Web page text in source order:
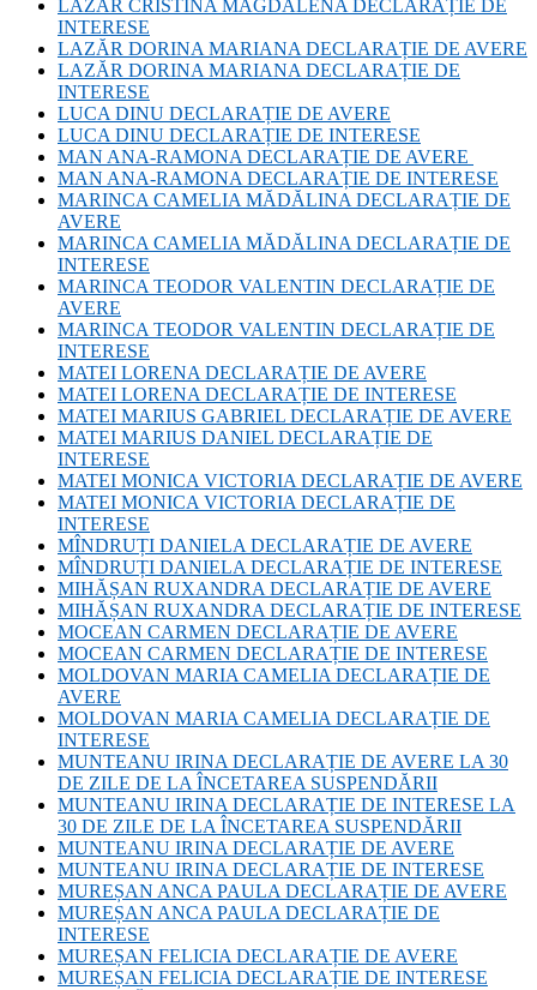
LAZĂR CRISTINA MAGDALENA DECLARAȚIE DE
INTERESE
LAZĂR DORINA MARIANA DECLARAȚIE DE AVERE
LAZĂR DORINA MARIANA DECLARAȚIE DE
INTERESE
LUCA DINU DECLARAȚIE DE AVERE
LUCA DINU DECLARAȚIE DE INTERESE
MAN ANA-RAMONA DECLARAȚIE DE AVERE
MAN ANA-RAMONA DECLARAȚIE DE INTERESE
MARINCA CAMELIA MĂDĂLINA DECLARAȚIE DE
AVERE
MARINCA CAMELIA MĂDĂLINA DECLARAȚIE DE
INTERESE
MARINCA TEODOR VALENTIN DECLARAȚIE DE
AVERE
MARINCA TEODOR VALENTIN DECLARAȚIE DE
INTERESE
MATEI LORENA DECLARAȚIE DE AVERE
MATEI LORENA DECLARAȚIE DE INTERESE
MATEI MARIUS GABRIEL DECLARAȚIE DE AVERE
MATEI MARIUS DANIEL DECLARAȚIE DE
INTERESE
MATEI MONICA VICTORIA DECLARAȚIE DE AVERE
MATEI MONICA VICTORIA DECLARAȚIE DE
INTERESE
MÎNDRUȚI DANIELA DECLARAȚIE DE AVERE
MÎNDRUȚI DANIELA DECLARAȚIE DE INTERESE
MIHĂȘAN RUXANDRA DECLARAȚIE DE AVERE
MIHĂȘAN RUXANDRA DECLARAȚIE DE INTERESE
MOCEAN CARMEN DECLARAȚIE DE AVERE
MOCEAN CARMEN DECLARAȚIE DE INTERESE
MOLDOVAN MARIA CAMELIA DECLARAȚIE DE
AVERE
MOLDOVAN MARIA CAMELIA DECLARAȚIE DE
INTERESE
MUNTEANU IRINA DECLARAȚIE DE AVERE LA 30
DE ZILE DE LA ÎNCETAREA SUSPENDĂRII
MUNTEANU IRINA DECLARAȚIE DE INTERESE LA
30 DE ZILE DE LA ÎNCETAREA SUSPENDĂRII
MUNTEANU IRINA DECLARAȚIE DE AVERE
MUNTEANU IRINA DECLARAȚIE DE INTERESE
MUREȘAN ANCA PAULA DECLARAȚIE DE AVERE
MUREȘAN ANCA PAULA DECLARAȚIE DE
INTERESE
MUREȘAN FELICIA DECLARAȚIE DE AVERE
MUREȘAN FELICIA DECLARAȚIE DE INTERESE